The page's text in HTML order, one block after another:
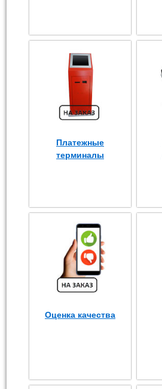
Платежные
терминалы
Оценка качества